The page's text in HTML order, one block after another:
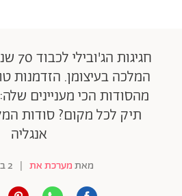
המלכה בעיצומן. הזדמנות
מהסודות הכי מעניינים
תיק לכל מקום? סודות
אנגליה
מאתמערכת את | 2 ביוני 2022